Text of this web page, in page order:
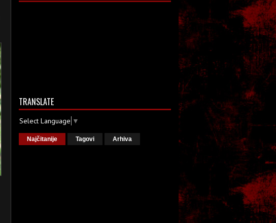
TRANSLATE
Select Language ▼
Najčitanije Tagovi Arhiva